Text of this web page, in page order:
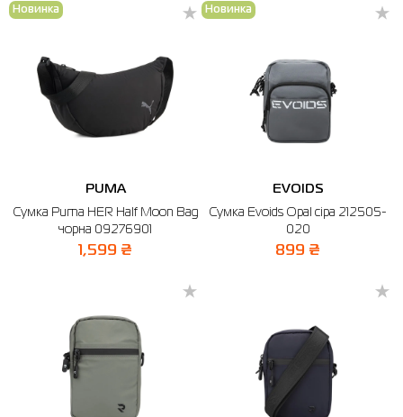
Новинка
PUMA
Сумка Puma HER Half Moon Bag
чорна 09276901
1,599 ₴
Новинка
EVOIDS
Сумка Evoids Opal сіра 212505-
020
899 ₴